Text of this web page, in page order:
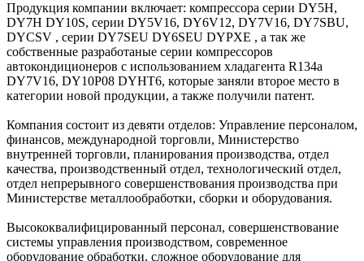
Продукция компании включает: компрессора серии DY5H,
DY7H DY10S, серии DY5V16, DY6V12, DY7V16, DY7SBU,
DYCSV , серии DY7SEU DY6SEU DYPXE , а так же
собственные разработаные серии компрессоров
автокондиционеров с использованием хладагента R134a
DY7V16, DY10P08 DYHT6, которые заняли второе место в
категории новой продукции, а также получили патент.
Компания состоит из девяти отделов: Управление персоналом,
финансов, международной торговли, Министерство
внутренней торговли, планирования производства, отдел
качества, производственный отдел, технологический отдел,
отдел непрерывного совершенствования производства при
Министерстве металлообработки, сборки и оборудования.
Высококвалифицированный персонал, совершенствование
системы управления производством, современное
оборудование обработки, сложное оборудование для